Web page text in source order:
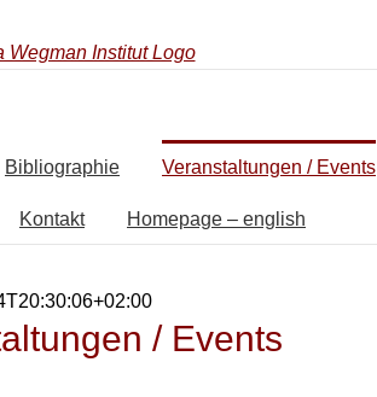
Bibliographie Veranstaltungen / Events
Kontakt Homepage – english
/ Events